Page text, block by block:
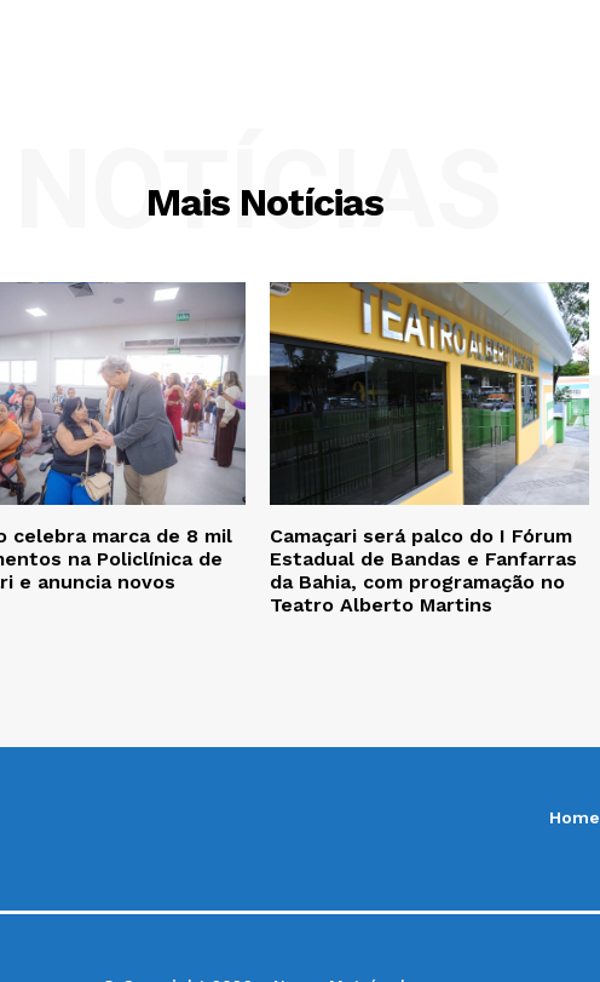
Mais Notícias
NOTÍCIAS
celebra marca de 8 mil
na Policlínica de
e anuncia novos
Camaçari será palco do I Fórum
Estadual de Bandas e Fanfarras
da Bahia, com programação no
Teatro Alberto Martins
Home